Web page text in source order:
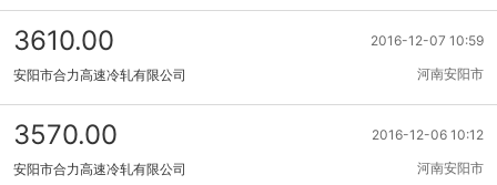
2016-12-07 10:59
3610.00
河南安阳市
安阳市合力高速冷轧有限公司
2016-12-06 10:12
3570.00
河南安阳市
安阳市合力高速冷轧有限公司